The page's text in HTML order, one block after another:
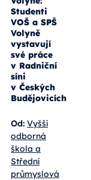
Studenti
VOŠ a SPŠ
Volyně
vystavují
své práce
v Radniční
síni
v Českých
Budějovicích
Od: Vyšší
odborná
škola a
Střední
průmyslová